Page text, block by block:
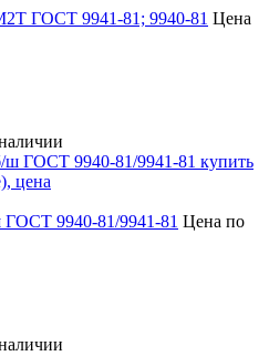
ГОСТ 9941-81; 9940-81 Цена
9940-81/9941-81 Цена по